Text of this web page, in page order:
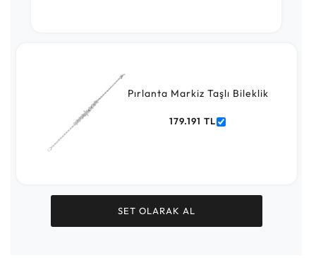
Pırlanta Markiz Taşlı Bileklik
179.191 TL
SET OLARAK AL